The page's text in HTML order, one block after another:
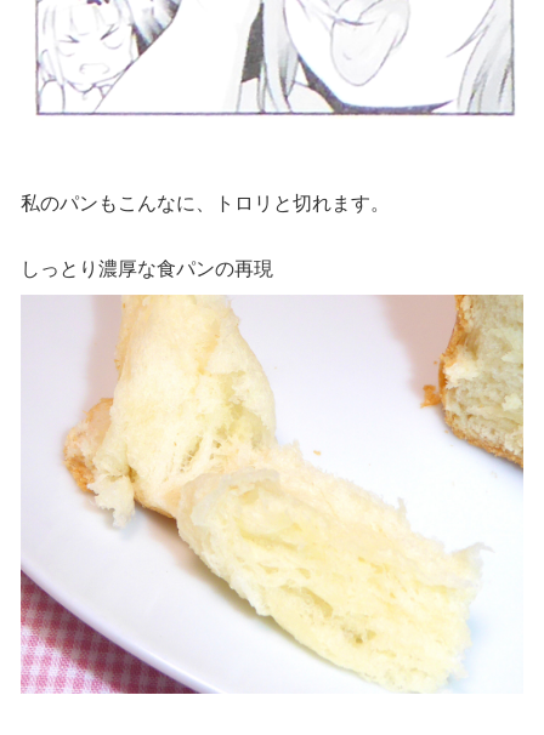
私のパンもこんなに、トロリと切れます。
しっとり濃厚な食パンの再現